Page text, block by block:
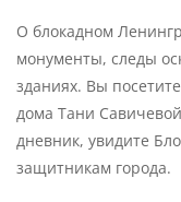
Восстания»)
О блокадном
монументы, следы
зданиях. Вы
дома Тани
дневник, увидите
защитникам города.